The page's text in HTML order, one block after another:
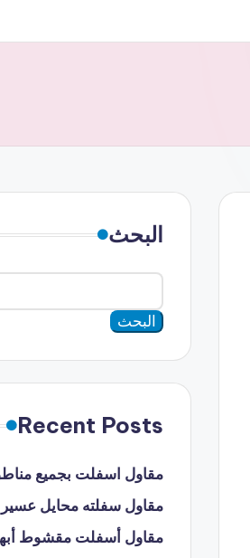
البحث
البحث
Recent Posts
مقاول اسفلت بجميع
مقاول سفلته محايل عسير
مقاول أسفلت مقشوط